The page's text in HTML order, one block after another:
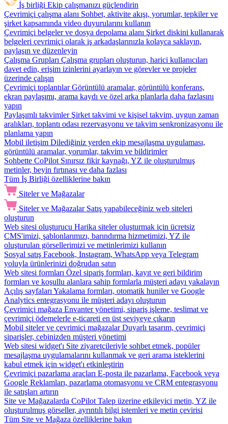
İş birliği Ekip çalışmanızı güçlendirin
Çevrimiçi çalışma alanı Sohbet, aktivite akışı, yorumlar, tepkiler ve
şirket kapsamında video duyurularını kullanın
Çevrimiçi belgeler ve dosya depolama alanı Şirket diskini kullanarak
belgeleri çevrimiçi olarak iş arkadaşlarınızla kolayca saklayın,
paylaşın ve düzenleyin
Çalışma Grupları Çalışma grupları oluşturun, harici kullanıcıları
davet edin, erişim izinlerini ayarlayın ve görevler ve projeler
üzerinde çalışın
Çevrimiçi toplantılar Görüntülü aramalar, görüntülü konferans,
ekran paylaşımı, arama kaydı ve özel arka planlarla daha fazlasını
yapın
Paylaşımlı takvimler Şirket takvimi ve kişisel takvim, uygun zaman
aralıkları, toplantı odası rezervasyonu ve takvim senkronizasyonu ile
planlama yapın
Mobil iletişim Dilediğiniz yerden ekip mesajlaşma uygulaması,
görüntülü aramalar, yorumlar, takvim ve bildirimler
Sohbette CoPilot Sınırsız fikir kaynağı, YZ ile oluşturulmuş
metinler, beyin fırtınası ve daha fazlası
Tüm İş Birliği özelliklerine bakın
Siteler ve Mağazalar
Siteler ve Mağazalar Satış yapabileceğiniz web siteleri
oluşturun
Web sitesi oluşturucu Harika siteler oluşturmak için ücretsiz
CMS'imizi, şablonlarımızı, barındırma hizmetimizi, YZ ile
oluşturulan görsellerimizi ve metinlerimizi kullanın
Sosyal satış Facebook, Instagram, WhatsApp veya Telegram
yoluyla ürünlerinizi doğrudan satın
Web sitesi formları Özel sipariş formları, kayıt ve geri bildirim
formları ve koşullu alanlara sahip formlarla müşteri adayı yakalayın
Açılış sayfaları Yakalama formları, otomatik huniler ve Google
Analytics entegrasyonu ile müşteri adayı oluşturun
Çevrimiçi mağaza Envanter yönetimi, sipariş işleme, teslimat ve
çevrimiçi ödemelerle e-ticareti en üst seviyeye çıkarın
Mobil siteler ve çevrimiçi mağazalar Duyarlı tasarım, çevrimiçi
siparişler, cebinizden müşteri yönetimi
Web sitesi widget'ı Site ziyaretçileriyle sohbet etmek, popüler
mesajlaşma uygulamalarını kullanmak ve geri arama isteklerini
kabul etmek için widget'ı etkinleştirin
Çevrimiçi pazarlama araçları E-posta ile pazarlama, Facebook veya
Google Reklamları, pazarlama otomasyonu ve CRM entegrasyonu
ile satışları artırın
Site ve Mağazalarda CoPilot Talep üzerine etkileyici metin, YZ ile
oluşturulmuş görseller, ayrıntılı bilgi istemleri ve metin çevirisi
Tüm Site ve Mağaza özelliklerine bakın